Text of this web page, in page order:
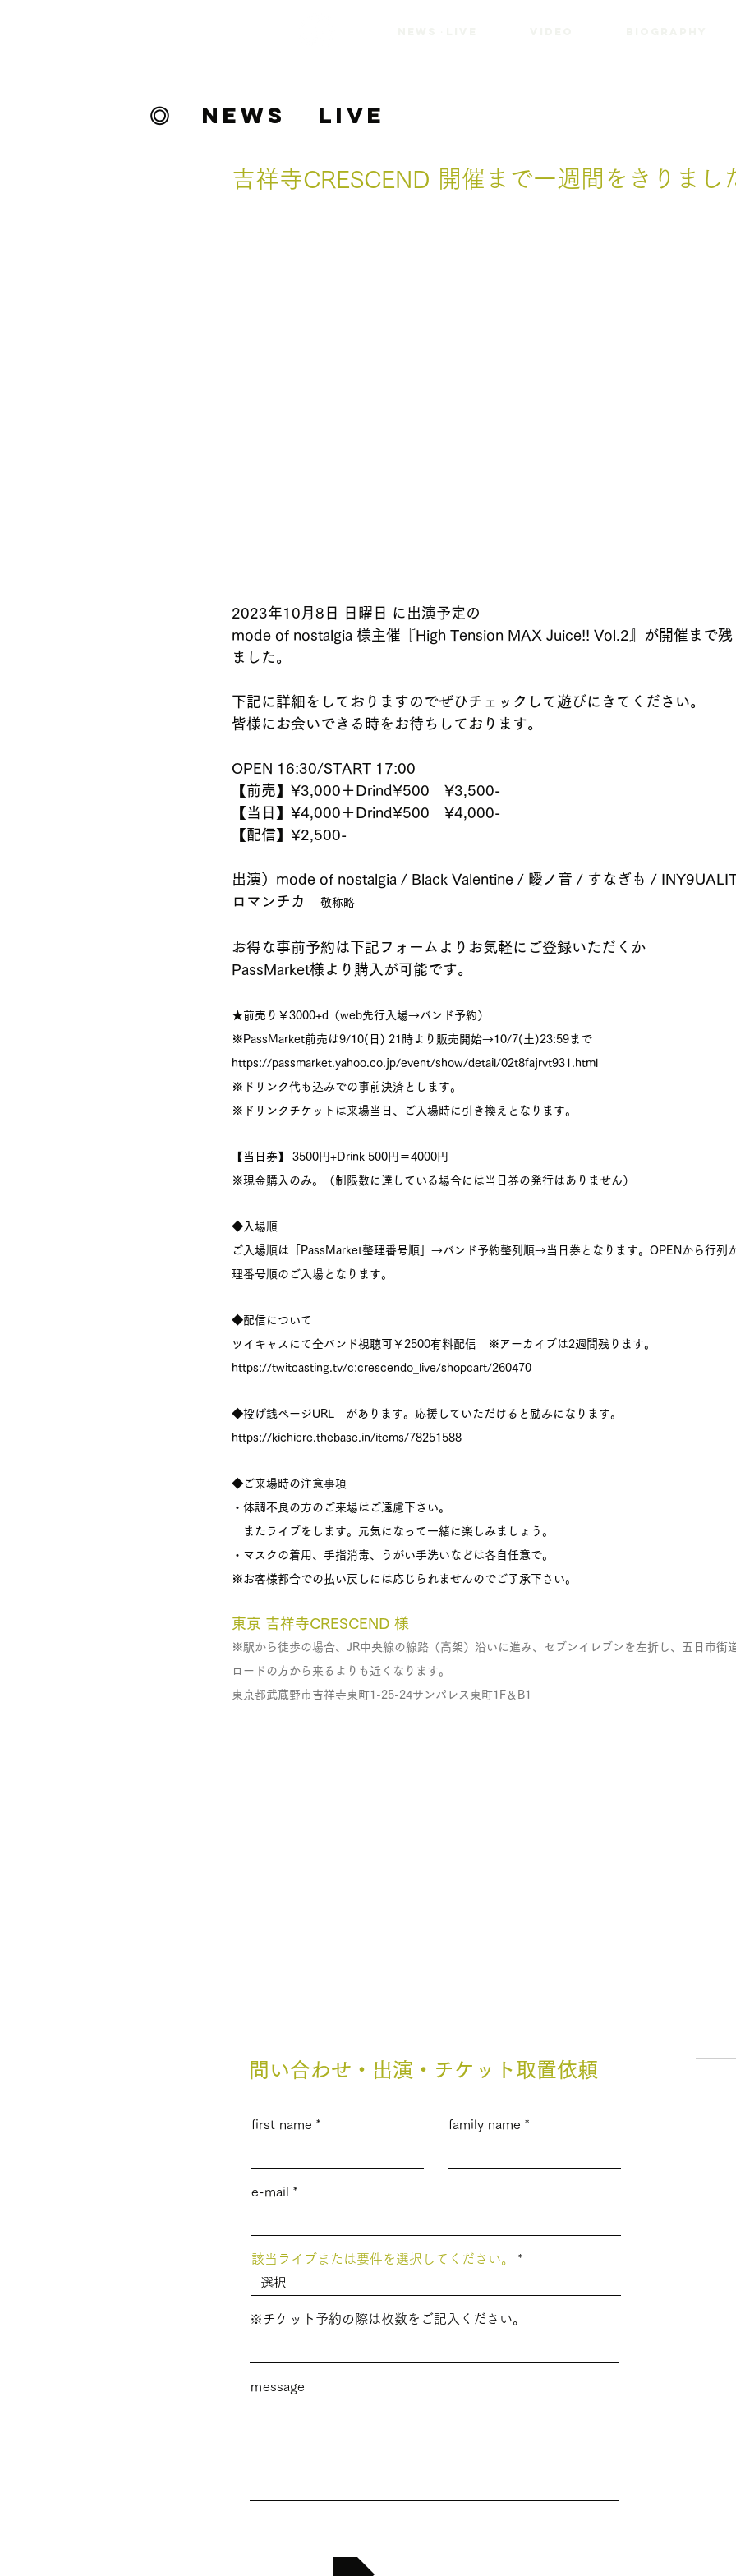
◎ NEWS LIVE
吉祥寺CRESCEND 開催まで一週間をきりまし
2023年10月8日 日曜日 に出演予定の
mode of nostalgia 様主催『High Tension MAX Juice!! Vol.2』が開催まで残
ました。
下記に詳細をしておりますのでぜひチェックして遊びにきてください。
皆様にお会いできる時をお待ちしております。
OPEN 16:30/START 17:00
【前売】¥3,000＋Drind¥500　¥3,500-
【当日】¥4,000＋Drind¥500　¥4,000-
【配信】¥2,500-
出演）mode of nostalgia / Black Valentine / 曖ノ音 / すなぎも /
ロマンチカ
敬称略
お得な事前予約は下記フォームよりお気軽にご登録いただくか
PassMarket様より購入が可能です。
★前売り￥3000+d（web先行入場→バンド予約）
※PassMarket前売は9/10(日) 21時より販売開始→10/7(土)23:59まで
https://passmarket.yahoo.co.jp/event/show/detail/02t8fajrvt931.html
※ドリンク代も込みでの事前決済とします。
※ドリンクチケットは来場当日、ご入場時に引き換えとなります。
【当日券】 3500円+Drink 500円＝4000円
※現金購入のみ。（制限数に達している場合には当日券の発行はありません）
◆入場順
ご入場順は「PassMarket整理番号順」→バンド予約整列順→当日券となります。OPENから行列
理番号順のご入場となります。
◆配信について
ツイキャスにて全バンド視聴可￥2500有料配信　※アーカイブは2週間残ります。
https://twitcasting.tv/c:crescendo_live/shopcart/260470
◆投げ銭ページURL　があります。応援していただけると励みになります。
https://kichicre.thebase.in/items/78251588
◆ご来場時の注意事項
・体調不良の方のご来場はご遠慮下さい。
またライブをします。元気になって一緒に楽しみましょう。
・マスクの着用、手指消毒、うがい手洗いなどは各自任意で。
※お客様都合での払い戻しには応じられませんのでご了承下さい。
東京 吉祥寺CRESCEND 様
※駅から徒歩の場合、JR中央線の線路（高架）沿いに進み、セブンイレブンを左折し、五日市街
ロードの方から来るよりも近くなります。
東京都武蔵野市吉祥寺東町1-25-24サンパレス東町1F＆B1
問い合わせ・出演・チケット取置依頼
first name family name
e-mail
該当ライブまたは要件を選択してください。
※チケット予約の際は枚数をご記入ください。
ｍessage